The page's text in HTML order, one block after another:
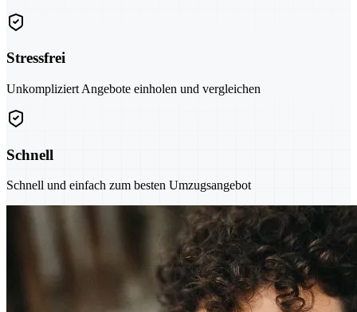
Stressfrei
Unkompliziert Angebote einholen und vergleichen
Schnell
Schnell und einfach zum besten Umzugsangebot